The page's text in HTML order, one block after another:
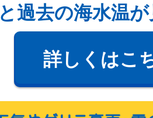
と過去の海水温
詳しくはこ